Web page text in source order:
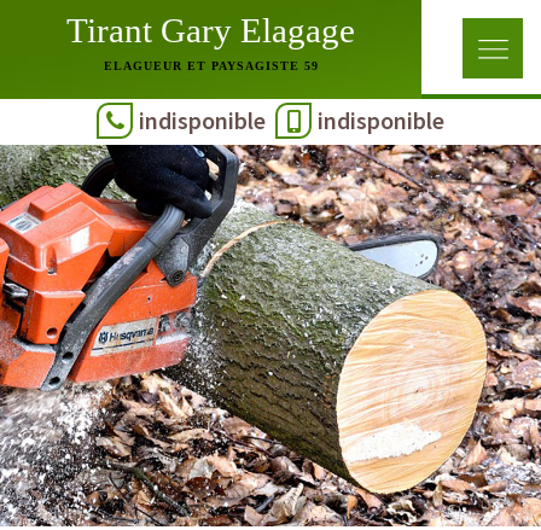
Tirant Gary Elagage
ELAGUEUR ET PAYSAGISTE 59
indisponible indisponible